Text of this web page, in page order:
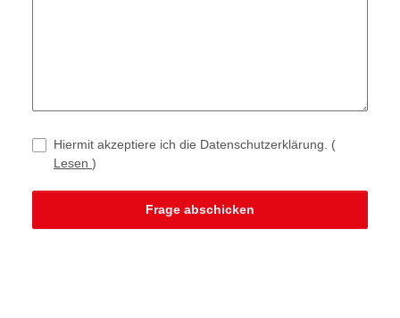
Hiermit akzeptiere ich die Datenschutzerklärung. (
Lesen )
Frage abschicken